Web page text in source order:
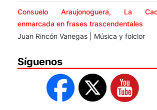
Consuelo Araujonoguera, La
enmarcada en frases trascendentales
Juan Rincón Vanegas | Música y folclor
Síguenos